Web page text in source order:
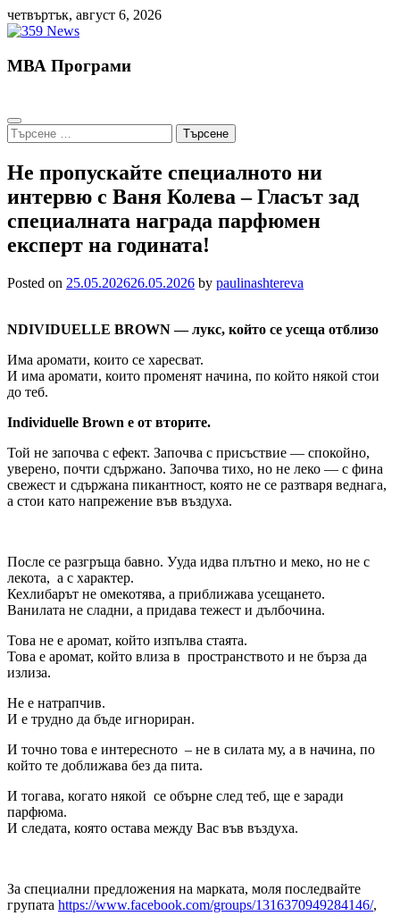
Skip
to
четвъртък, август 6, 2026
МВА Програми
Търсене
за:
Не пропускайте специалното ни
интервю с Ваня Колева – Гласът зад
специалната награда парфюмен
експерт на годината!
Posted on 25.05.202626.05.2026 by paulinashtereva
NDIVIDUELLE BROWN —лукс, който се усеща отблизо
Има аромати, които се харесват.
И има аромати, които променят начина, по който някой стои
до теб.
Individuelle Brown е от вторите.
Той не започва с ефект. Започва с присъствие — спокойно,
уверено, почти сдържано. Започва тихо, но не леко — с фина
свежест и сдържана пикантност, която не се разтваря веднага,
а стои като напрежение във въздуха.
После се разгръща бавно. Ууда идва плътно и меко, но не с
лекота, а с характер.
Кехлибарът не омекотява, а приближава усещането.
Ванилата не сладни, а придава тежест и дълбочина.
Това не е аромат, който изпълва стаята.
Това е аромат, който влиза в пространството и не бърза да
излиза.
Не е натрапчив.
И е трудно да бъде игнориран.
И точно това е интересното – не в силата му, а в начина, по
който те доближава без да пита.
И тогава, когато някой се обърне след теб, ще е заради
парфюма.
И следата, която остава между Вас във въздуха.
За специални предложения на марката, моля последвайте
групата https://www.facebook.com/groups/1316370949284146/,